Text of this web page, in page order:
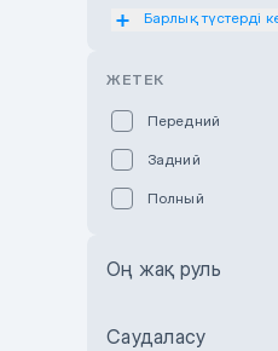
Оранжевый
Зеленый
Барлық түстерді
ЖЕТЕК
Передний
Задний
Полный
Оң жақ руль
Саудаласу